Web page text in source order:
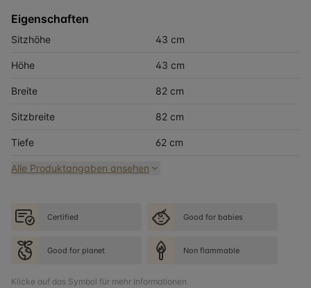
Eigenschaften
Sitzhöhe 43 cm
Höhe 43 cm
Breite 82 cm
Sitzbreite 82 cm
Tiefe 62 cm
Alle Produktangaben ansehen
Certified Good for babies
Good for planet Non flammable
Klicke auf das Symbol für mehr Informationen